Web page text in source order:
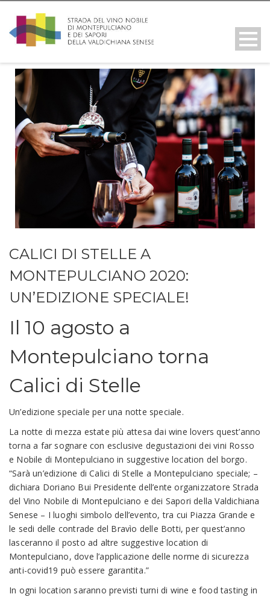
CALICI DI STELLE A
MONTEPULCIANO 2020:
UN’EDIZIONE SPECIALE!
Il 10 agosto a
Montepulciano torna
Calici di Stelle
Un’edizione speciale per una notte speciale.
La notte di mezza estate più attesa dai wine lovers quest’anno
torna a far sognare con esclusive degustazioni dei vini Rosso
e Nobile di Montepulciano in suggestive location del borgo.
“Sarà un’edizione di Calici di Stelle a Montepulciano speciale; –
dichiara Doriano Bui Presidente dell’ente organizzatore Strada
del Vino Nobile di Montepulciano e dei Sapori della Valdichiana
Senese – I luoghi simbolo dell’evento, tra cui Piazza Grande e
le sedi delle contrade del Bravìo delle Botti, per quest’anno
lasceranno il posto ad altre suggestive location di
Montepulciano, dove l’applicazione delle norme di sicurezza
anti-covid19 può essere garantita.”
In ogni location saranno previsti turni di wine e food tasting in